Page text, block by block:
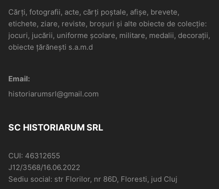
Cărți, fotografii, acte, cărți poștale, afișe, brevete,
etichete, ziare, reviste, broșuri și alte obiecte de colecție:
jocuri, jucării, uniforme școlare, militare, medalii, decorații,
obiecte țărănești s.a.m.d
Email:
historiarumsrl@gmail.com
SC HISTORIARUM SRL
CUI: 46312655
J12/3568/16.06.2022
Sediu social: str Florilor, nr 86D, Floresti, jud Cluj